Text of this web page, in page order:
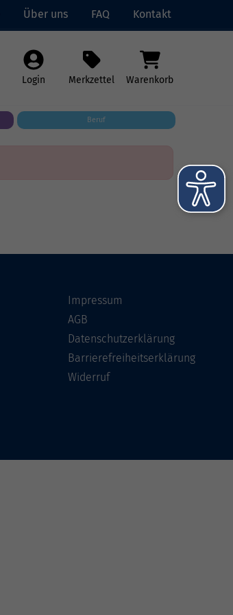
Über uns FAQ Kontakt
Login Merkzettel Warenkorb
Beruf
Impressum
AGB
Datenschutzerklärung
Barrierefreiheitserklärung
Widerruf